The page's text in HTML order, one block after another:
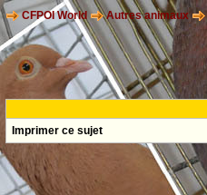
CFPOI World Autres animaux
Imprimer ce sujet